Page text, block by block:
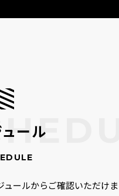
ール
ールからご確認いただけ